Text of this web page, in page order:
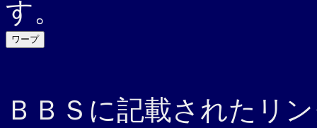
す。
ＢＢＳに記載されたリ